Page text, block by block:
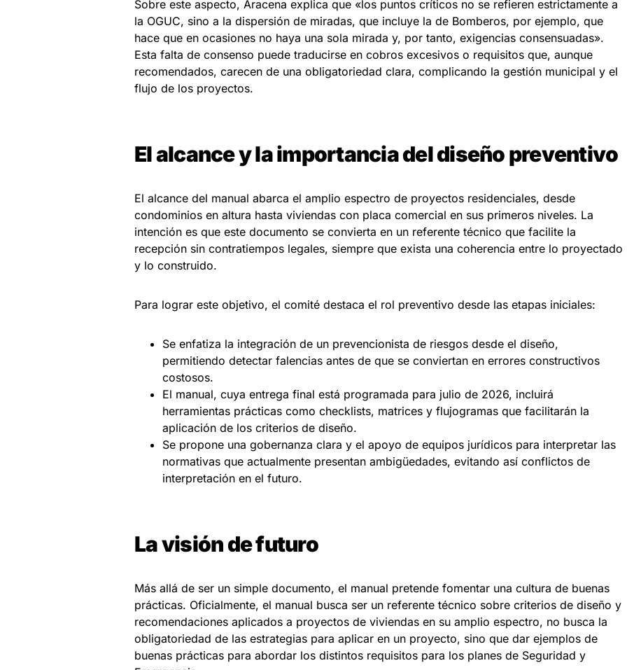
Sobre este aspecto, Aracena explica que «los puntos críticos no se refieren estrictamente a
la OGUC, sino a la dispersión de miradas, que incluye la de Bomberos, por ejemplo, que
hace que en ocasiones no haya una sola mirada y, por tanto, exigencias consensuadas».
Esta falta de consenso puede traducirse en cobros excesivos o requisitos que, aunque
recomendados, carecen de una obligatoriedad clara, complicando la gestión municipal y el
flujo de los proyectos.
El alcance y la importancia del diseño preventivo
El alcance del manual abarca el amplio espectro de proyectos residenciales, desde
condominios en altura hasta viviendas con placa comercial en sus primeros niveles. La
intención es que este documento se convierta en un referente técnico que facilite la
recepción sin contratiempos legales, siempre que exista una coherencia entre lo proyectado
y lo construido.
Para lograr este objetivo, el comité destaca el rol preventivo desde las etapas iniciales:
Se enfatiza la integración de un prevencionista de riesgos desde el diseño,
permitiendo detectar falencias antes de que se conviertan en errores constructivos
costosos.
El manual, cuya entrega final está programada para julio de 2026, incluirá
herramientas prácticas como checklists, matrices y flujogramas que facilitarán la
aplicación de los criterios de diseño.
Se propone una gobernanza clara y el apoyo de equipos jurídicos para interpretar las
normativas que actualmente presentan ambigüedades, evitando así conflictos de
interpretación en el futuro.
La visión de futuro
Más allá de ser un simple documento, el manual pretende fomentar una cultura de buenas
prácticas. Oficialmente, el manual busca ser un referente técnico sobre criterios de diseño y
recomendaciones aplicados a proyectos de viviendas en su amplio espectro, no busca la
obligatoriedad de las estrategias para aplicar en un proyecto, sino que dar ejemplos de
buenas prácticas para abordar los distintos requisitos para los planes de Seguridad y